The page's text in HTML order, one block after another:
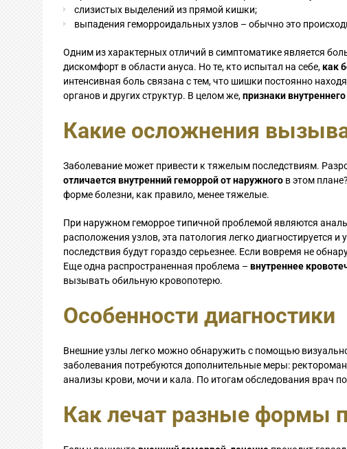
слизистых выделений из прямой кишки;
выпадения геморроидальных узлов – обычно это
Одним из характерных отличий в симптоматике является
дискомфорт в области ануса. Но те, кто испытал на себе,как
интенсивная боль связана с тем, что шишки постоянно
органов и других структур. В целом же,признаки
Какие осложнения
Заболевание может привести к тяжелым последствиям.
отличается внутренний геморрой от наружного в этом
форме болезни, как правило, менее тяжелые.
При наружном геморрое типичной проблемой являются
расположения узлов, эта патология легко диагностируется и
последствия будут гораздо серьезнее. Если вовремя не
Еще одна распространенная проблема – внутреннее
вызывать обильную кровопотерю.
Особенности диагностики
Внешние узлы легко можно обнаружить с помощью
заболевания потребуются дополнительные меры:
анализы крови, мочи и кала. По итогам обследования врач
Как лечат разные формы